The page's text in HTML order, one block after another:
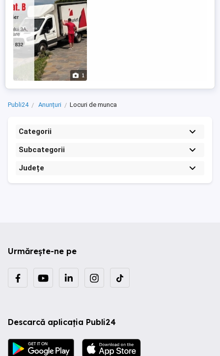
1
Publi24 Anunțuri Locuri de munca
Categorii
Subcategorii
Județe
Urmărește-ne pe
Descarcă aplicația Publi24